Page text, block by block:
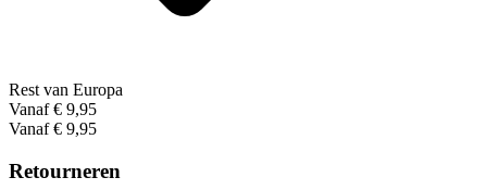
Rest van Europa
Vanaf € 9,95
Vanaf € 9,95
Retourneren